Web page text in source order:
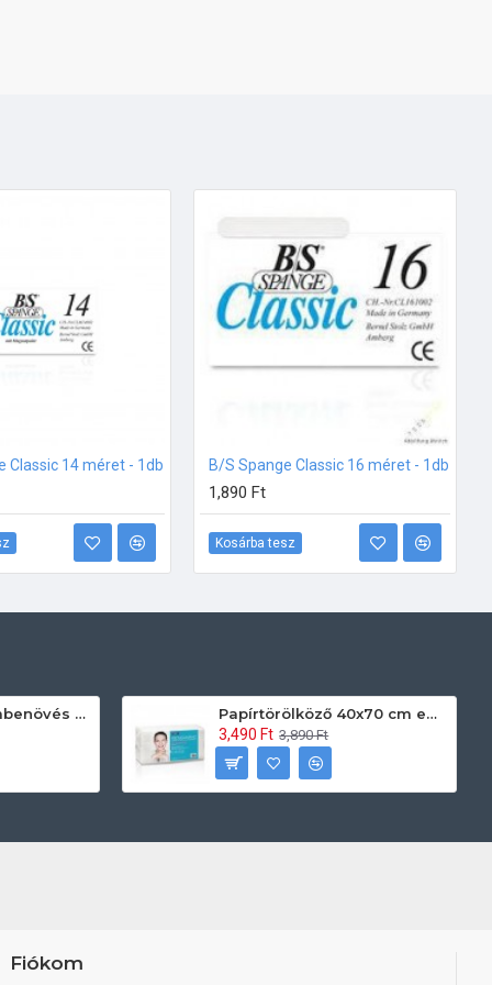
Classic 14 méret - 1db B/S Spange Classic 16 méret - 1db
1,890 Ft
Kosárba tesz
Prontoman körömbenövés kezelő gél tamponáláshoz 20 ml
Papírtörölköző 40x70 cm egyszerhasználatos 60db/csomag
3,490 Ft 3,890 Ft
Fiókom